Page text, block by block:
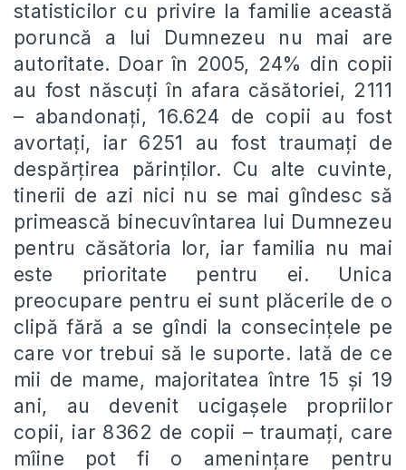
statisticilor cu privire la familie această
poruncă a lui Dumnezeu nu mai are
autoritate. Doar în 2005, 24% din copii
au fost născuţi în afara căsătoriei, 2111
– abandonaţi, 16.624 de copii au fost
avortaţi, iar 6251 au fost traumaţi de
despărţirea părinţilor. Cu alte cuvinte,
tinerii de azi nici nu se mai gîndesc să
primească binecuvîntarea lui Dumnezeu
pentru căsătoria lor, iar familia nu mai
este prioritate pentru ei. Unica
preocupare pentru ei sunt plăcerile de o
clipă fără a se gîndi la consecinţele pe
care vor trebui să le suporte. Iată de ce
mii de mame, majoritatea între 15 şi 19
ani, au devenit ucigaşele propriilor
copii, iar 8362 de copii – traumaţi, care
mîine pot fi o ameninţare pentru